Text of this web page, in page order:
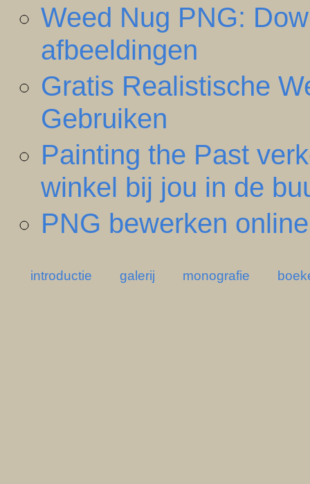
Weed Nug PNG:
afbeeldingen
Gratis Realistische
Gebruiken
Painting the Past
winkel bij jou in de
PNG bewerken
introductie galerij monografie